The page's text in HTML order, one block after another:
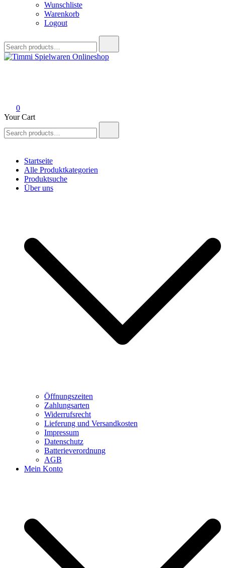
Wunschliste
Warenkorb
Logout
for:
0
Your Cart
for:
Startseite
Alle Produktkategorien
Produktsuche
Über uns
Öffnungszeiten
Zahlungsarten
Widerrufsrecht
Lieferung und Versandkosten
Impressum
Datenschutz
Batterieverordnung
AGB
Mein Konto